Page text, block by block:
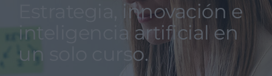
Estrategia, innovación e
inteligencia artificial en
un solo curso.